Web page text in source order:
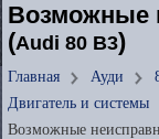
Возможные
(Audi 80 B3)
Главная Ауди
Двигатель и системы
Возможные